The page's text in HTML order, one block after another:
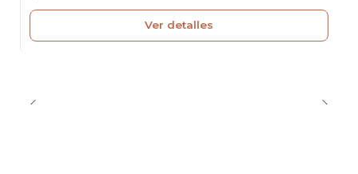
Chile, poltrona elegante interior, poltrona metal
dorado.
Ver detalles